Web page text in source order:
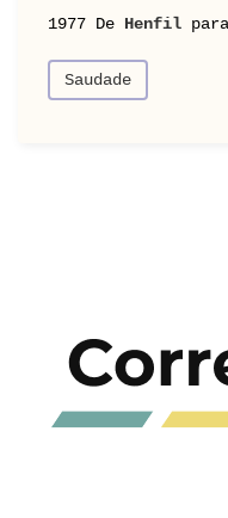
1977 De Henfil para
Saudade